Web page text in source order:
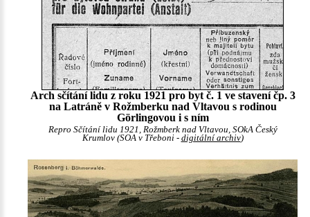
Arch sčítání lidu z roku 1921 pro byt č. 1 ve stavení čp. 3
na Latráně v Rožmberku nad Vltavou s rodinou
Görlingovou i s ním
Repro Sčítání lidu 1921, Rožmberk nad Vltavou, SOkA Český
Krumlov (SOA v Třeboni - digitální archiv)